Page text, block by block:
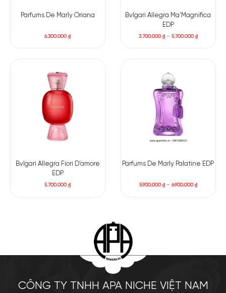
Parfums De Marly Oriana
6.300.000₫
Bvlgari Allegra Ma’Magnifica
EDP
3.700.000₫– 5.700.000₫
Bvlgari Allegra Fiori D’amore
EDP
5.700.000₫
Parfums De Marly Palatine EDP
5.900.000₫– 6.900.000₫
CÔNG TY TNHH APA NICHE VIỆT NAM